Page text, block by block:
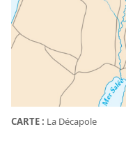
CARTE : La Décapole